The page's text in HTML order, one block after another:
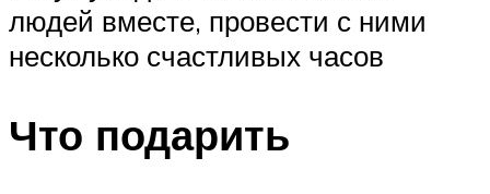
людей вместе, провести с ними
несколько счастливых часов
Что подарить